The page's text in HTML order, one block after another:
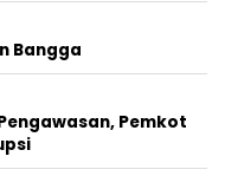
Bangga
Pemkot